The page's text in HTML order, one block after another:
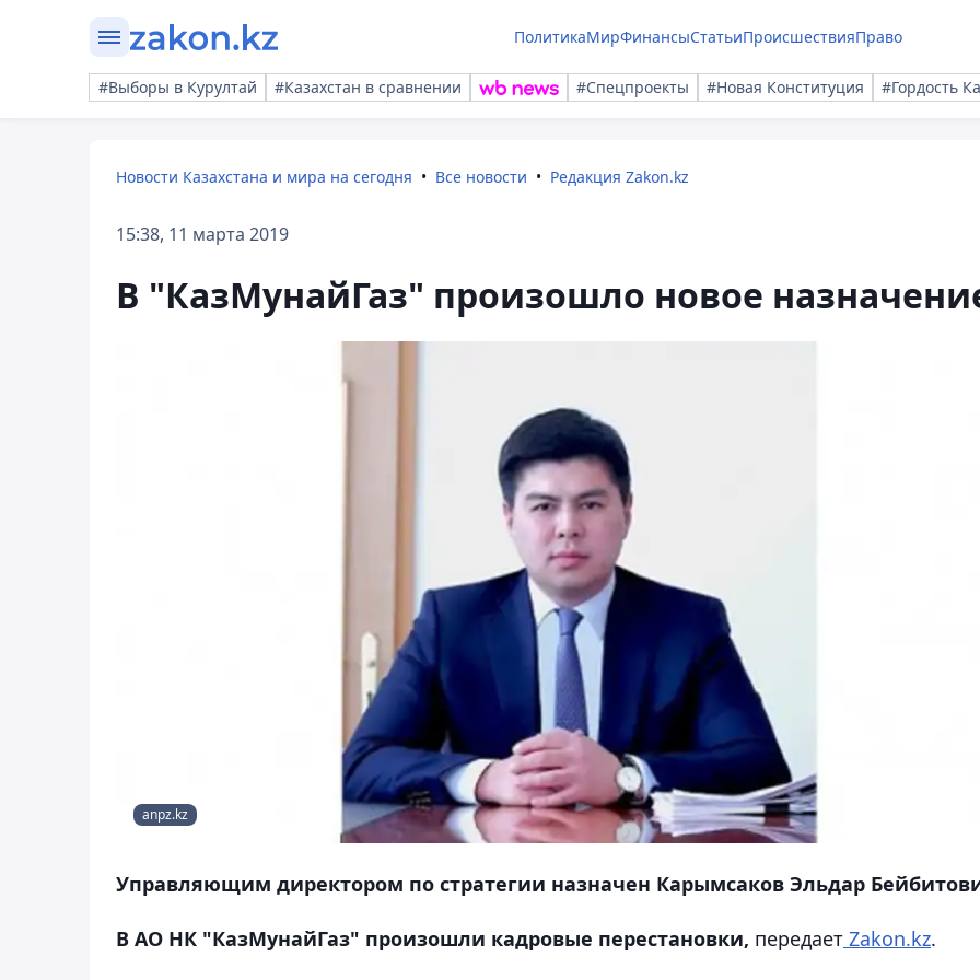
ПолитикаМирФинансыСтатьиПроисшествияПраво
#Выборы в Курултай #Казахстан в сравнении #Спецпроекты #Новая Конституция #Гордость
Новости Казахстана и мира на сегодня Все новости Редакция Zakon.kz
15:38, 11 марта 2019
В "КазМунайГаз" произошло новое
anpz.kz
Управляющим директором по стратегии назначен Карымсаков Эльдар
В АО НК "КазМунайГаз" произошли кадровые перестановки, передает Zakon.kz.